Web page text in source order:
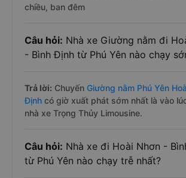
chiều, ban đêm
Câu hỏi: Nhà xe Giường nằm đi
- Bình Định từ Phú Yên nào chạy
Trả lời: Chuyến Giường nằm Phú Yên
Định có giờ xuất phát sớm nhất là vào
nhà xe Trọng Thủy Limousine.
Câu hỏi: Nhà xe đi Hoài Nhơn -
từ Phú Yên nào chạy trễ nhất?